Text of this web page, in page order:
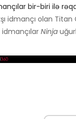
bir-biri ilə
idmançı olan
Ninja